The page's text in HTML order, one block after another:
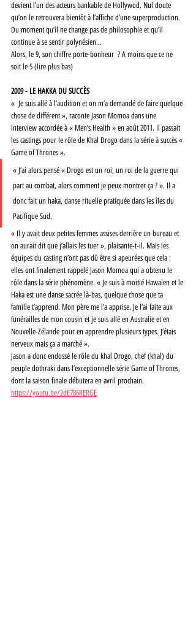
devient l’un des acteurs bankable de Hollywod. Nul doute
qu’on le retrouvera bientôt à l’affiche d’une superproduction.
Du moment qu’il ne change pas de philosophie et qu’il
continue à se sentir polynésien…
Alors, le 9, son chiffre porte-bonheur  ? A moins que ce ne
soit le 5 (lire plus bas)
2009 - LE HAKKA DU SUCCÈS
«  Je suis allé à l’audition et on m’a demandé de faire quelque
chose de différent », raconte Jason Momoa dans une
interview accordée à « Men’s Health » en août 2011. Il passait
les castings pour le rôle de Khal Drogo dans la série à succès «
Game of Thrones ».
« J’ai alors pensé « Drogo est un roi, un roi de la guerre qui
part au combat, alors comment je peux montrer ça ? ». Il a
donc fait un haka, danse rituelle pratiquée dans les îles du
Pacifique Sud.
« Il y avait deux petites femmes assises derrière un bureau et
on aurait dit que j’allais les tuer », plaisante-t-il. Mais les
équipes du casting n’ont pas dû être si apeurées que cela :
elles ont finalement rappelé Jason Momoa qui a obtenu le
rôle dans la série phénomène. « Je suis à moitié Hawaïen et le
Haka est une danse sacrée là-bas, quelque chose que ta
famille t’apprend. Mon père me l’a apprise. Je l’ai faite aux
funérailles de mon cousin et je suis allé en Australie et en
Nouvelle-Zélande pour en apprendre plusieurs types. J’étais
nerveux mais ça a marché ».
Jason a donc endossé le rôle du khal Drogo, chef (khal) du
peuple dothraki dans l’exceptionnelle série Game of Thrones,
dont la saison finale débutera en avril prochain.
https://youtu.be/2dE786RERGE